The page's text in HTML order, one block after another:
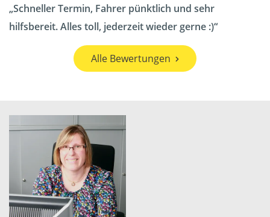
Schneller Termin, Fahrer pünktlich und sehr
hilfsbereit. Alles toll, jederzeit wieder gerne :)
Alle Bewertungen